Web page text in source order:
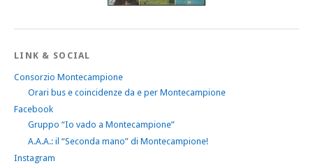
LINK & SOCIAL
Consorzio Montecampione
Orari bus e coincidenze da e per Montecampione
Facebook
Gruppo “Io vado a Montecampione”
A.A.A.: il “Seconda mano” di Montecampione!
Instagram